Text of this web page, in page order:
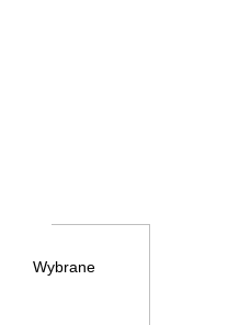
Wybrane